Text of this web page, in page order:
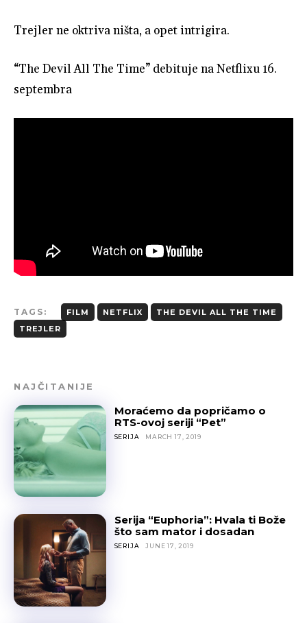
Trejler ne oktriva ništa, a opet intrigira.
“The Devil All The Time” debituje na Netflixu 16.
septembra
TAGS: FILM NETFLIX
THE DEVIL ALL THE TIME
TREJLER
NAJČITANIJE
Moraćemo da popričamo o
RTS-ovoj seriji “Pet”
SERIJA MARCH 17, 2019
Serija “Euphoria”: Hvala ti Bože
što sam mator i dosadan
SERIJA JUNE 17, 2019